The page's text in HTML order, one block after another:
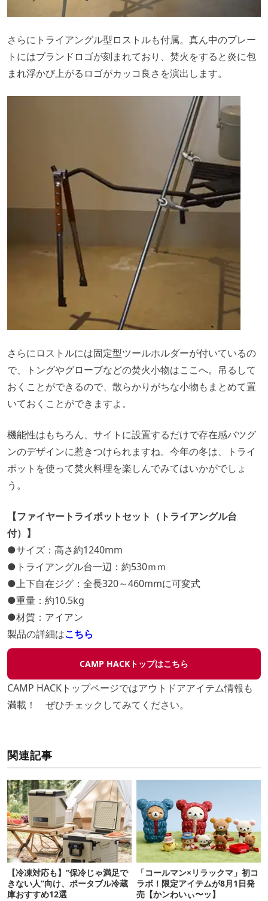
さらにトライアングル型ロストルも付属。真ん中のプレー
トにはブランドロゴが刻まれており、焚火をすると炎に包
まれ浮かび上がるロゴがカッコ良さを演出します。
さらにロストルには固定型ツールホルダーが付いているの
で、トングやグローブなどの焚火小物はここへ。吊るして
おくことができるので、散らかりがちな小物もまとめて置
いておくことができますよ。
機能性はもちろん、サイトに設置するだけで存在感バツグ
ンのデザインに惹きつけられますね。今年の冬は、トライ
ポットを使って焚火料理を楽しんでみてはいかがでしょ
う。
【ファイヤートライポットセット（トライアングル台
付）】
●サイズ：高さ約1240mm
●トライアングル台一辺：約530ｍｍ
●上下自在ジグ：全長320～460mmに可変式
●重量：約10.5kg
●材質：アイアン
製品の詳細はこちら
CAMP HACKトップはこちら
CAMP HACKトップページではアウトドアアイテム情報も
満載！ ぜひチェックしてみてください。
関連記事
【冷凍対応も】“保冷じゃ満足で
きない人”向け、ポータブル冷蔵
庫おすすめ12選
「コールマン×リラックマ」初コ
ラボ！限定アイテムが8月1日発
売【かンわいぃ〜ッ】